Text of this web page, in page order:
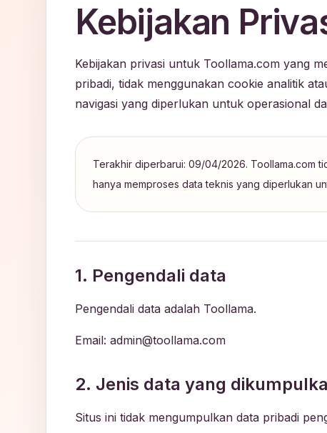
Kebijakan
Kebijakan privasi untuk Toollama.com yang
pribadi, tidak menggunakan cookie analitik
navigasi yang diperlukan untuk operasional
Terakhir diperbarui: 09/04/2026. Toollama.com
hanya memproses data teknis yang diperlukan
1. Pengendali data
Pengendali data adalah Toollama.
Email: admin@toollama.com
2. Jenis data yang
Situs ini tidak mengumpulkan data pribadi